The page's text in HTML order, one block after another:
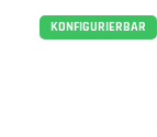
KONFIGURIERBAR